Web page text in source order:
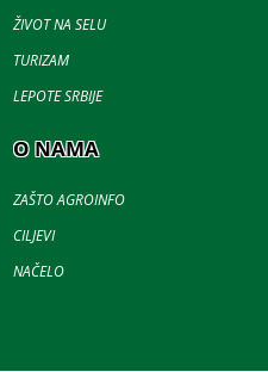
ŽIVOT NA SELU
TURIZAM
LEPOTE SRBIJE
O NAMA
ZAŠTO AGROINFO
CILJEVI
NAČELO